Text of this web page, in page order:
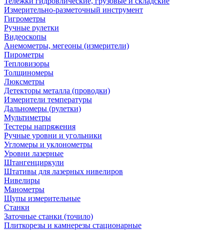
Измерительно-разметочный инструмент
Гигрометры
Ручные рулетки
Видеоскопы
Анемометры, мегеоны (измерители)
Пирометры
Тепловизоры
Толщиномеры
Люксметры
Детекторы металла (проводки)
Измерители температуры
Дальномеры (рулетки)
Мультиметры
Тестеры напряжения
Ручные уровни и угольники
Угломеры и уклонометры
Уровни лазерные
Штангенциркули
Штативы для лазерных нивелиров
Нивелиры
Манометры
Щупы измерительные
Станки
Заточные станки (точило)
Плиткорезы и камнерезы стационарные